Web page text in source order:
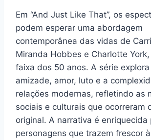
Em “And Just Like That”, os
podem esperar uma abordagem
contemporânea das vidas de
Miranda Hobbes e Charlotte
faixa dos 50 anos. A série
amizade, amor, luto e a
relações modernas, refletindo as
sociais e culturais que ocorreram
original. A narrativa é enriquecida
personagens que trazem frescor